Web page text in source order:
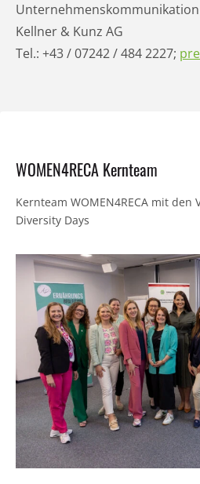
WOMEN4RECA Kernteam
Kernteam WOMEN4RECA mit den
Diversity Days
Unternehmenskommunikation
Kellner & Kunz AG
Tel.: +43 / 07242 / 484 2227;